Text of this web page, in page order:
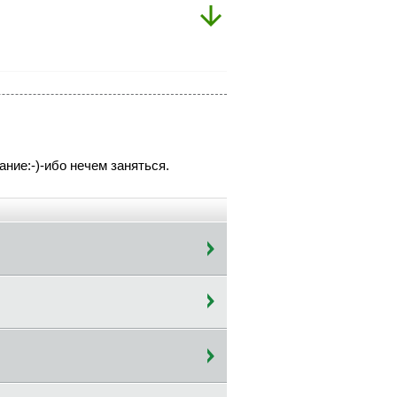
)-ибо нечем заняться.